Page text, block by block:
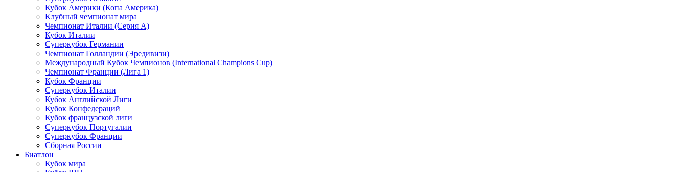
Кубок Америки (Копа Америка)
Клубный чемпионат мира
Чемпионат Италии (Серия А)
Кубок Италии
Суперкубок Германии
Чемпионат Голландии (Эредивизи)
Международный Кубок Чемпионов (International Champions Cup)
Чемпионат Франции (Лига 1)
Кубок Франции
Суперкубок Италии
Кубок Английской Лиги
Кубок Конфедераций
Кубок французской лиги
Суперкубок Португалии
Суперкубок Франции
Сборная России
Биатлон
Кубок мира